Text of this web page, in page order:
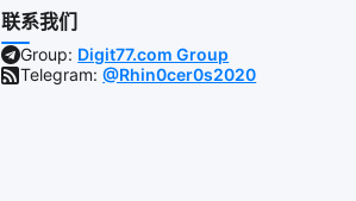
联系我们
Group: Digit77.com Group
Telegram:@Rhin0cer0s2020